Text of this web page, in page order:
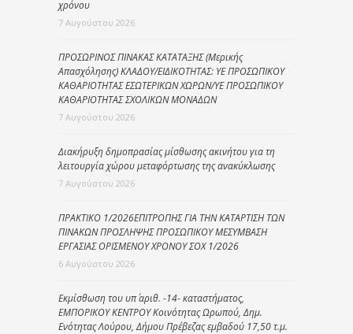
χρόνου
7 Αυγούστου 2026
ΠΡΟΣΩΡΙΝΟΣ ΠΙΝΑΚΑΣ ΚΑΤΑΤΑΞΗΣ (Μερικής
Απασχόλησης) ΚΛΑΔΟΥ/ΕΙΔΙΚΟΤΗΤΑΣ: ΥΕ ΠΡΟΣΩΠΙΚΟΥ
ΚΑΘΑΡΙΟΤΗΤΑΣ ΕΣΩΤΕΡΙΚΩΝ ΧΩΡΩΝ/ΥΕ ΠΡΟΣΩΠΙΚΟΥ
ΚΑΘΑΡΙΟΤΗΤΑΣ ΣΧΟΛΙΚΩΝ ΜΟΝΑΔΩΝ
7 Αυγούστου 2026
Διακήρυξη δημοπρασίας μίσθωσης ακινήτου για τη
λειτουργία χώρου μεταφόρτωσης της ανακύκλωσης
7 Αυγούστου 2026
ΠΡΑΚΤΙΚΟ 1/2026ΕΠΙΤΡΟΠΗΣ ΓΙΑ ΤΗΝ ΚΑΤΑΡΤΙΣΗ ΤΩΝ
ΠΙΝΑΚΩΝ ΠΡΟΣΛΗΨΗΣ ΠΡΟΣΩΠΙΚΟΥ ΜΕΣΥΜΒΑΣΗ
ΕΡΓΑΣΙΑΣ ΟΡΙΣΜΕΝΟΥ ΧΡΟΝΟΥ ΣΟΧ 1/2026
6 Αυγούστου 2026
Εκμίσθωση του υπ΄ αριθ. -14- καταστήματος,
ΕΜΠΟΡΙΚΟΥ ΚΕΝΤΡΟΥ Κοινότητας Ωρωπού, Δημ.
Ενότητας Λούρου, Δήμου Πρέβεζας εμβαδού 17,50 τ.μ.